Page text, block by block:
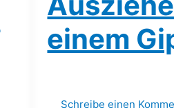
einem
Schreibe einen